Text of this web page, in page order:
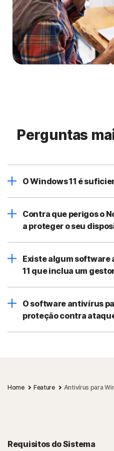
Perguntas
O Windows 11 é
Contra que perigos o
a proteger o seu
Existe algum software
11 que inclua um
O software antivírus
proteção contra
Home Feature Antivírus para
Requisitos do Sistema